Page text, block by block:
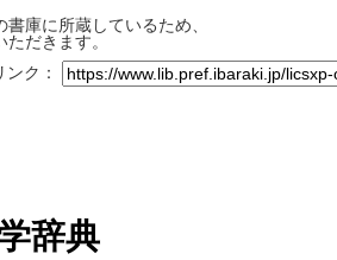
庫に所蔵しているため、
だきます。
ンク：
文学辞典